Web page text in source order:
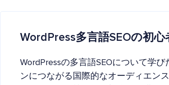
WordPress多言語SEOの初
WordPressの多言語SEOについて学
ンにつながる国際的なオーディエン